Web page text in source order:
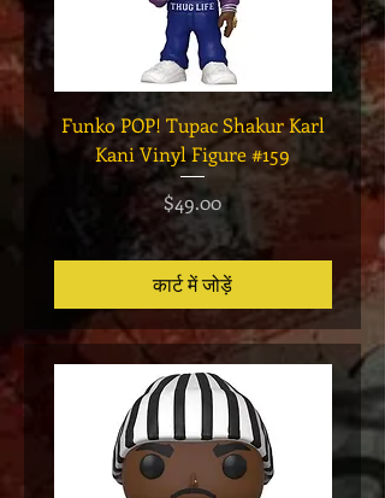
Funko POP! Tupac Shakur Karl
Kani Vinyl Figure #159
मूल्य
$49.00
कार्ट में जोड़ें